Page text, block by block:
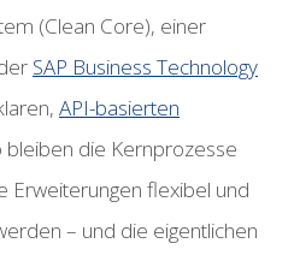
(Clean Core), einer
SAP Business Technology
API-basierten
bleiben die Kernprozesse
Erweiterungen flexibel und
– und die eigentlichen